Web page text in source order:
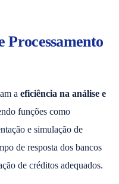
Processamento
aeficiência na análise e
funções como
e simulação de
de resposta dos bancos
de créditos adequados.